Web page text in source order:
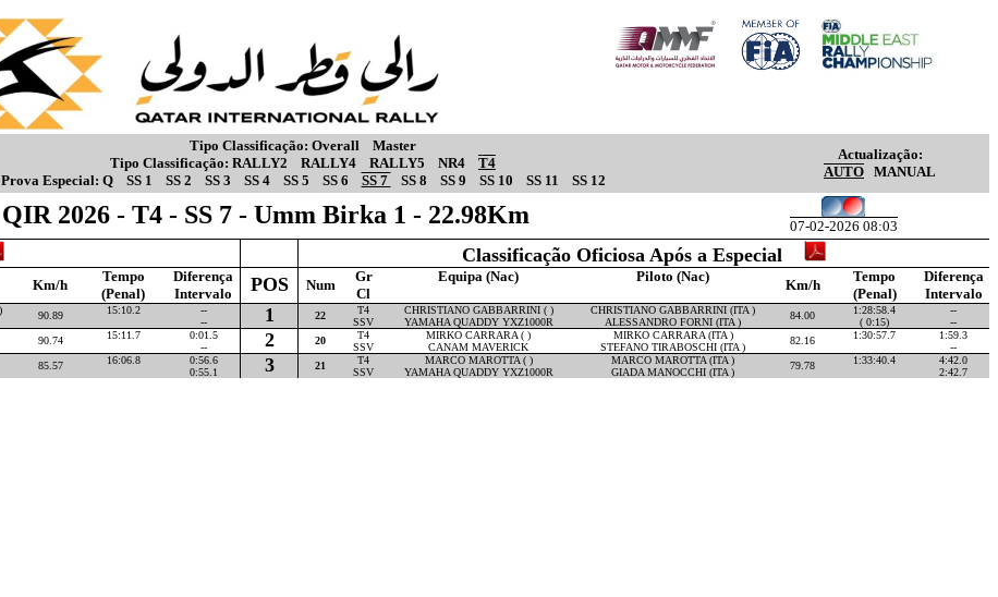
Tipo Classificação: Overall
Master
Tipo Classificação: RALLY2 RALLY4 RALLY5 NR4
T4
Prova Especial: Q SS 1 SS 2 SS 3 SS 4 SS 5 SS 6 SS 7 SS 8 SS 9 SS 10 SS 11 SS 12
Actualização:
AUTO MANUAL
QIR 2026 - T4 - SS 7 - Umm Birka 1 - 22.98Km 07-02-2026 08:03
Classificação Oficiosa Após a Especial
Km/h
Tempo Diferença POS Num
Gr Equipa (Nac) Piloto (Nac)
Km/h
Tempo
Diferença
(Penal) Intervalo Cl (Penal) Intervalo
90.89 15:10.2 -- 1 22 T4 CHRISTIANO GABBARRINI ( ) CHRISTIANO GABBARRINI (ITA ) 84.00 1:28:58.4
--
-- SSV YAMAHA QUADDY YXZ1000R ALESSANDRO FORNI (ITA ) ( 0:15)
--
90.74 15:11.7 0:01.5 2 20 T4 MIRKO CARRARA ( ) MIRKO CARRARA (ITA ) 82.16 1:30:57.7
1:59.3
-- SSV CANAM MAVERICK STEFANO TIRABOSCHI (ITA )
--
85.57 16:06.8 0:56.6 3 21 T4 MARCO MAROTTA ( ) MARCO MAROTTA (ITA ) 79.78 1:33:40.4
4:42.0
0:55.1 SSV YAMAHA QUADDY YXZ1000R GIADA MANOCCHI (ITA ) 2:42.7